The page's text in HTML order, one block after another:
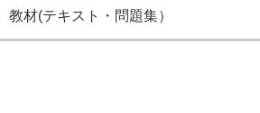
教材(テキスト・問題集）